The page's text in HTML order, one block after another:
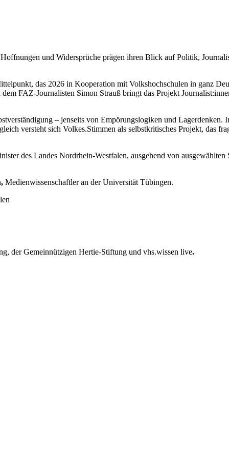
und Widersprüche prägen ihren Blick auf Politik,
das 2026 in Kooperation mit Volkshochschulen in ganz
FAZ-Journalisten Simon Strauß bringt das Projekt
– jenseits von Empörungslogiken und
versteht sich Volkes.Stimmen als selbstkritisches Projekt, das
des Landes Nordrhein-Westfalen, ausgehend von ausgewählten
, Medienwissenschaftler an der Universität Tübingen.
der Gemeinnützigen Hertie-Stiftung und vhs.wissen live.